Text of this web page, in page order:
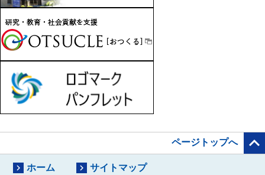
ページトップへ 
 ホーム  サイトマップ